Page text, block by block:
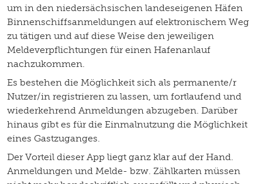
um in den niedersächsischen landeseigenen Häfen
Binnenschiffsanmeldungen auf elektronischem Weg
zu tätigen und auf diese Weise den jeweiligen
Meldeverpflichtungen für einen Hafenanlauf
nachzukommen.
Es bestehen die Möglichkeit sich als permanente/r
Nutzer/in registrieren zu lassen, um fortlaufend und
wiederkehrend Anmeldungen abzugeben. Darüber
hinaus gibt es für die Einmalnutzung die Möglichkeit
eines Gastzuganges.
Der Vorteil dieser App liegt ganz klar auf der Hand.
Anmeldungen und Melde- bzw. Zählkarten müssen